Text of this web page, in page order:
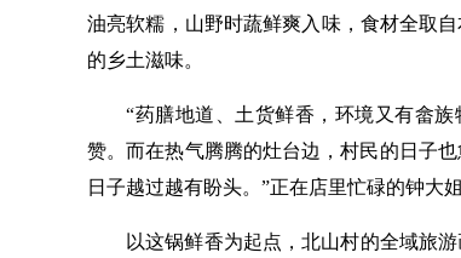
油亮软糯，山野时蔬鲜爽入味，食材全取
的乡土滋味。
“药膳地道、土货鲜香，环境又有畲
赞。而在热气腾腾的灶台边，村民的日子
日子越过越有盼头。”正在店里忙碌的钟大姐
以这锅鲜香为起点，北山村的全域旅